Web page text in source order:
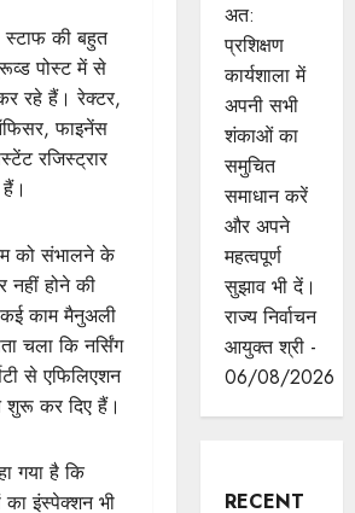
स्टाफ की बहुत
पोस्ट में से
रहे हैं। रेक्टर,
फाइनेंस
रजिस्ट्रार
को संभालने के
नहीं होने की
काम मैनुअली
चला कि नर्सिंग
से एफिलिएशन
शुरू कर दिए हैं।
गया है कि
का इंस्पेक्शन भी
अत:
प्रशिक्षण
कार्यशाला में
अपनी सभी
शंकाओं का
समुचित
समाधान करें
और अपने
महत्वपूर्ण
सुझाव भी दें।
राज्य निर्वाचन
आयुक्त श्री -
06/08/2026
RECENT